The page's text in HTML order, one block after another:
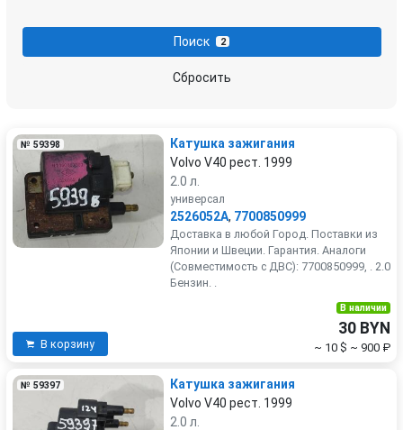
Поиск 2
Сбросить
№ 59398
Катушка зажигания
Volvo V40 рест. 1999
2.0 л.
универсал
2526052A, 7700850999
Доставка в любой Город. Поставки из
Японии и Швеции. Гарантия. Аналоги
(Совместимость с ДВС): 7700850999, . 2.0
Бензин. .
В корзину
В наличии
30 BYN
~ 10 $ ~ 900 ₽
№ 59397
Катушка зажигания
Volvo V40 рест. 1999
2.0 л.